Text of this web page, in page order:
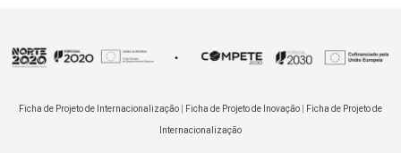
Ficha de Projeto de Internacionalização Ficha de Projeto de Inovação Ficha de Projeto de
Internacionalização